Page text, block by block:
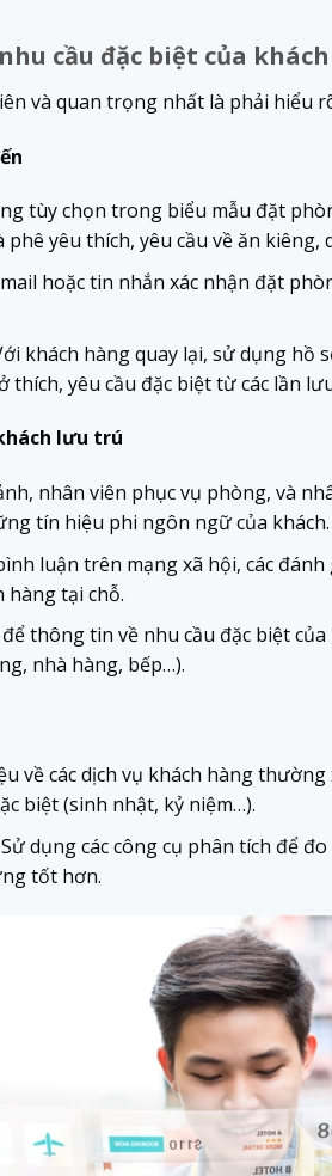
cầu đặc biệt của
và quan trọng nhất là phải hiểu
tùy chọn trong biểu mẫu đặt
yêu thích, yêu cầu về ăn kiêng,
hoặc tin nhắn xác nhận đặt
khách hàng quay lại, sử dụng
thích, yêu cầu đặc biệt từ các lần
lưu trú
nhân viên phục vụ phòng, và
tín hiệu phi ngôn ngữ của khách.
luận trên mạng xã hội, các
hàng tại chỗ.
thông tin về nhu cầu đặc biệt
nhà hàng, bếp…).
về các dịch vụ khách hàng
biệt (sinh nhật, kỷ niệm…).
Sử dụng các công cụ phân tích để
tốt hơn.